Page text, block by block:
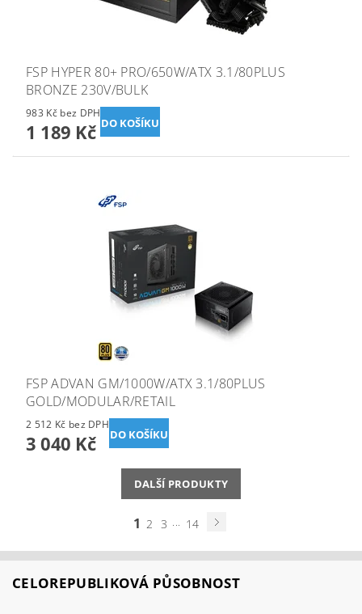
FSP HYPER 80+ PRO/650W/ATX 3.1/80PLUS
BRONZE 230V/BULK
983 Kč bez DPH
1 189 Kč
FSP ADVAN GM/1000W/ATX 3.1/80PLUS
GOLD/MODULAR/RETAIL
2 512 Kč bez DPH
3 040 Kč
DALŠÍ PRODUKTY
1 2 3 ... 14
CELOREPUBLIKOVÁ PŮSOBNOST